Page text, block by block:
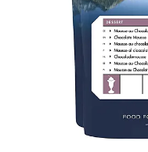
Voeding
Klimmen
Schoenen